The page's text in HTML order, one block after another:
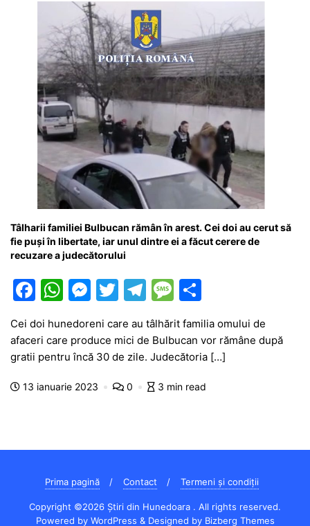
er
Tâlharii familiei Bulbucan rămân în arest. Cei doi au cerut să
fie puși în libertate, iar unul dintre ei a făcut cerere de
recuzare a judecătorului
F
a
c
e
b
o
k
W
at
s
A
p
M
e
s
s
e
n
er
T
itt
er
T
el
e
gr
a
m
M
e
s
s
a
ar
ta
je
a
Cei doi hunedoreni care au tâlhărit familia omului de
afaceri care produce mici de Bulbucan vor rămâne după
gratii pentru încă 30 de zile. Judecătoria […]
13 ianuarie 2023 0 3 min read
Prima pagină Contact Termeni și condiții
Copyright ©2026 Știri din Hunedoara . All rights reserved.
Powered by WordPress & Designed by Bizberg Themes